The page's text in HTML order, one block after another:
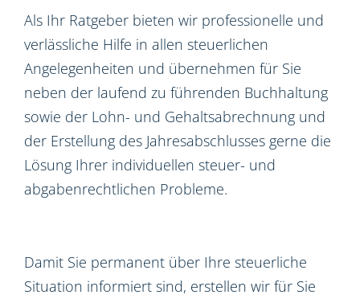
Als Ihr Ratgeber bieten wir professionelle und
verlässliche Hilfe in allen steuerlichen
Angelegenheiten und übernehmen für Sie
neben der laufend zu führenden Buchhaltung
sowie der Lohn- und Gehaltsabrechnung und
der Erstellung des Jahresabschlusses gerne die
Lösung Ihrer individuellen steuer- und
abgabenrechtlichen Probleme.
Damit Sie permanent über Ihre steuerliche
Situation informiert sind, erstellen wir für Sie